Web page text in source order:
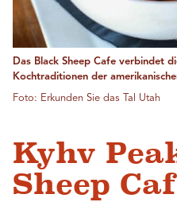
Das Black Sheep Cafe verbindet
Kochtraditionen der
Foto: Erkunden Sie das Tal Utah
Kyhv
Sheep